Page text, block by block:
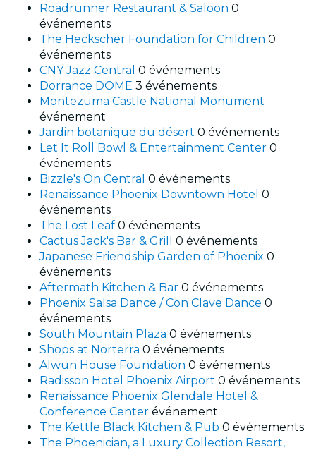
Roadrunner Restaurant & Saloon 0
événements
The Heckscher Foundation for Children 0
événements
CNY Jazz Central 0 événements
Dorrance DOME 3 événements
Montezuma Castle National Monument
événement
Jardin botanique du désert 0 événements
Let It Roll Bowl & Entertainment Center 0
événements
Bizzle's On Central 0 événements
Renaissance Phoenix Downtown Hotel 0
événements
The Lost Leaf 0 événements
Cactus Jack's Bar & Grill 0 événements
Japanese Friendship Garden of Phoenix 0
événements
Aftermath Kitchen & Bar 0 événements
Phoenix Salsa Dance / Con Clave Dance 0
événements
South Mountain Plaza 0 événements
Shops at Norterra 0 événements
Alwun House Foundation 0 événements
Radisson Hotel Phoenix Airport 0 événements
Renaissance Phoenix Glendale Hotel &
Conference Center événement
The Kettle Black Kitchen & Pub 0 événements
The Phoenician, a Luxury Collection Resort,